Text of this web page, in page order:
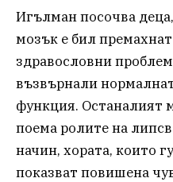
Игълман посочва
мозък е бил
здравословни
възвърнали
функция. Останалият
поема ролите на
начин, хората, които
показват повишена